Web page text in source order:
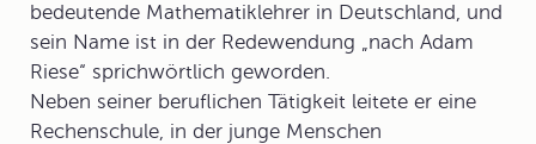
bedeutende Mathematiklehrer in Deutschland, und
sein Name ist in der Redewendung „nach Adam
Riese“ sprichwörtlich geworden.
Neben seiner beruflichen Tätigkeit leitete er eine
Rechenschule, in der junge Menschen